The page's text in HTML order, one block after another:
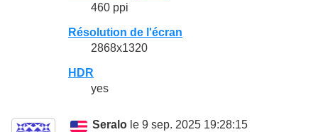
460 ppi
Résolution de l'écran
2868x1320
HDR
yes
Seralo le 9 sep. 2025 19:28:15